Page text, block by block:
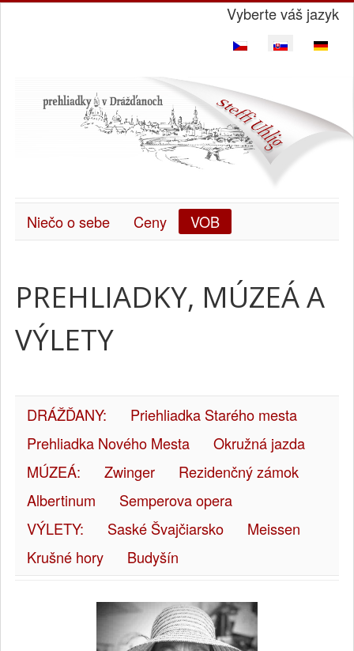
Vyberte váš jazyk
Niečo o sebe Ceny VOB
PREHLIADKY, MÚZEÁ A
VÝLETY
DRÁŽĎANY:
Priehliadka Starého mesta
Prehliadka Nového Mesta
Okružná jazda
MÚZEÁ:
Zwinger
Rezidenčný zámok
Albertinum
Semperova opera
VÝLETY:
Saské Švajčiarsko
Meissen
Krušné hory
Budyšín